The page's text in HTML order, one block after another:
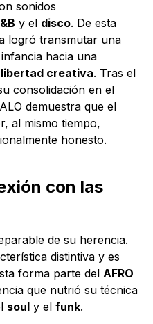
sonidos
y el disco. De esta
logró transmutar una
hacia una
libertad creativa. Tras el
consolidación en el
demuestra que el
al mismo tiempo,
honesto.
con las
de su herencia.
distintiva y es
forma parte del AFRO
que nutrió su técnica
soul y el funk.